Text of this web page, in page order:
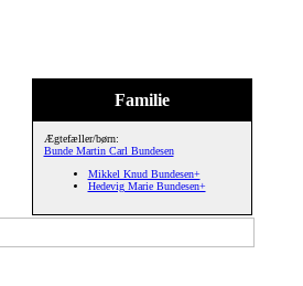
Familie
Ægtefæller/børn:
Bunde Martin Carl Bundesen
Mikkel Knud Bundesen+
Hedevig Marie Bundesen+